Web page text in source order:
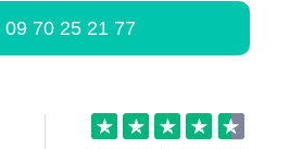
09 70 25 21 77